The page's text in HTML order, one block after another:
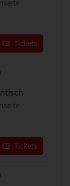
Tickets
Tickets